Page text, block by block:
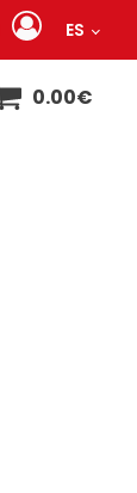
ES
0.00€